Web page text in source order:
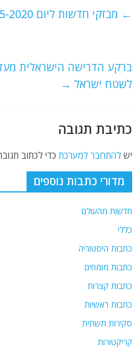
s
p
g
l
er ← מבזקי חדשות ליום 11-5-2020 . מתעדכן.
ברקע הדרישה הישראלית
לשטח ישראל →
כתיבת תגובה
ישלהתחבר למערכת כדי לכתוב
מדורי כתבות נוספים
חדשות מהעולם
כללי
כתבות היסטוריה
כתבות מומחים
כתבות קצרות
כתבות ראשיות
סקירות תשתית
קריקטורות